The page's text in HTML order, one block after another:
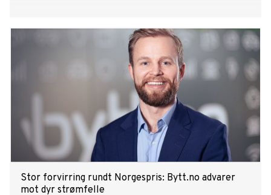
Stor forvirring rundt Norgespris: Bytt.no advarer
mot dyr strømfelle